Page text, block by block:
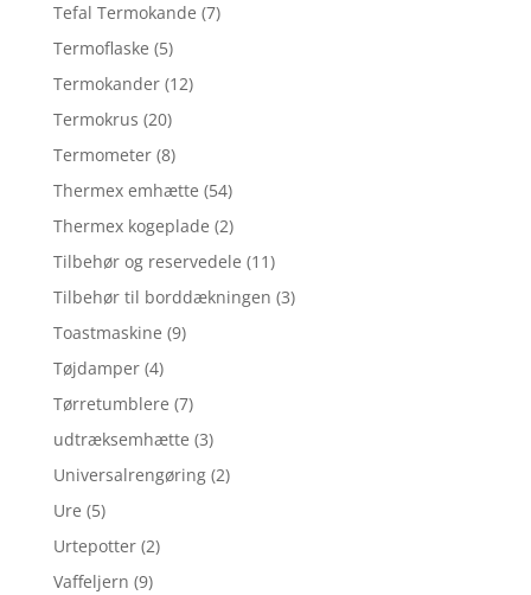
Tefal Termokande (7)
Termoflaske (5)
Termokander (12)
Termokrus (20)
Termometer (8)
Thermex emhætte (54)
Thermex kogeplade (2)
Tilbehør og reservedele (11)
Tilbehør til borddækningen (3)
Toastmaskine (9)
Tøjdamper (4)
Tørretumblere (7)
udtræksemhætte (3)
Universalrengøring (2)
Ure (5)
Urtepotter (2)
Vaffeljern (9)